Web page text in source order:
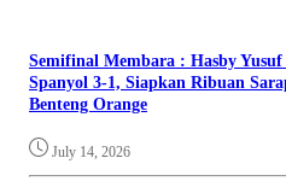
Semifinal Membara : Hasby
Spanyol 3-1, Siapkan Ribuan
Benteng Orange
July 14, 2026